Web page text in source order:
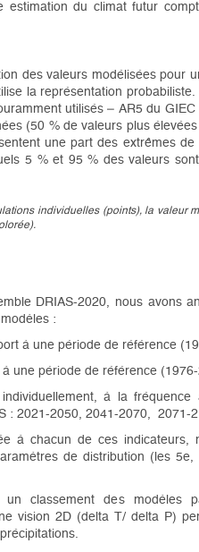
estimation du climat futur
des valeurs modélisées pour
la représentation probabiliste.
utilisés – AR5 du GIEC
(50 % de valeurs plus
une part des extrêmes de
5 % et 95 % des valeurs
individuelles (points), la valeur
DRIAS-2020, nous avons
:
à une période de référence
une période de référence
à la fréquence
: 2021-2050, 2041-2070, 2071-
à chacun de ces indicateurs,
de distribution (les
classement des modèles
vision 2D (delta T/ delta P)